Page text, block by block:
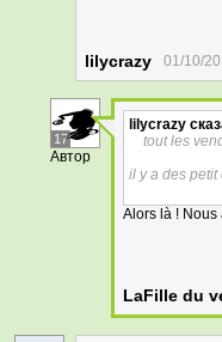
lilycrazy 01/10/
17
Автор
lilycrazy
tout les
il y a des
Alors là ! Nous
LaFille du